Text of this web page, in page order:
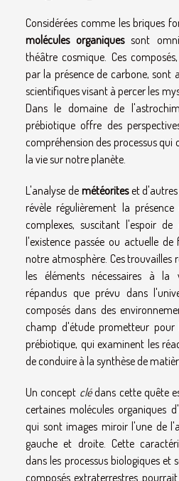
Considérées comme les briques
molécules organiquessont
théâtre cosmique. Ces
par la présence de carbone, sont
scientifiques visant à percer les
Dans le domaine de
prébiotique offre des
compréhension des processus
la vie sur notre planète.
L'analyse de météoriteset
révèle régulièrement la
complexes, suscitant l'espoir
l'existence passée ou actuelle
notre atmosphère. Ces trouvailles
les éléments nécessaires à
répandus que prévu dans
composés dans des
champ d'étude prometteur pour
prébiotique, qui examinent les
de conduire à la synthèse de
Un concept clédans cette quête
certaines molécules organiques
qui sont images miroir l'une de
gauche et droite. Cette
dans les processus biologiques et
composés extraterrestres